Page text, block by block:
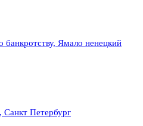
банкротству, Ямало ненецкий
Петербург